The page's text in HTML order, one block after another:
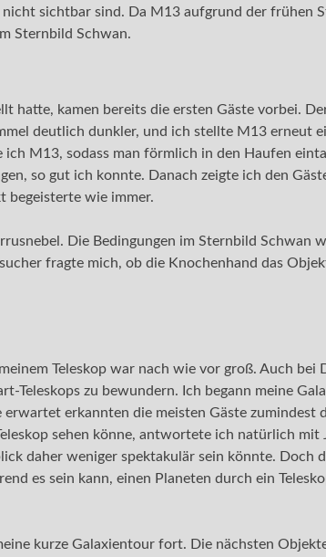
sichtbar sind. Da M13 aufgrund der frühen
Sternbild Schwan.
hatte, kamen bereits die ersten Gäste vorbei.
deutlich dunkler, und ich stellte M13 erneut
M13, sodass man förmlich in den Haufen
so gut ich konnte. Danach zeigte ich den
begeisterte wie immer.
Die Bedingungen im Sternbild Schwan
fragte mich, ob die Knochenhand das
Teleskop war nach wie vor groß. Auch
Teleskops zu bewundern. Ich begann meine
erkannten die meisten Gäste zumindest
sehen könne, antwortete ich natürlich
daher weniger spektakulär sein könnte. Doch
es sein kann, einen Planeten durch ein
kurze Galaxientour fort. Die nächsten